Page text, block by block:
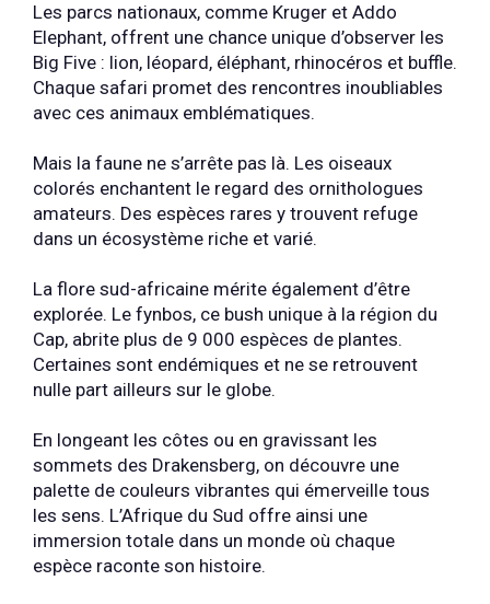
Les parcs nationaux, comme Kruger et Addo
Elephant, offrent une chance unique d’observer les
Big Five : lion, léopard, éléphant, rhinocéros et buffle.
Chaque safari promet des rencontres inoubliables
avec ces animaux emblématiques.
Mais la faune ne s’arrête pas là. Les oiseaux
colorés enchantent le regard des ornithologues
amateurs. Des espèces rares y trouvent refuge
dans un écosystème riche et varié.
La flore sud-africaine mérite également d’être
explorée. Le fynbos, ce bush unique à la région du
Cap, abrite plus de 9 000 espèces de plantes.
Certaines sont endémiques et ne se retrouvent
nulle part ailleurs sur le globe.
En longeant les côtes ou en gravissant les
sommets des Drakensberg, on découvre une
palette de couleurs vibrantes qui émerveille tous
les sens. L’Afrique du Sud offre ainsi une
immersion totale dans un monde où chaque
espèce raconte son histoire.